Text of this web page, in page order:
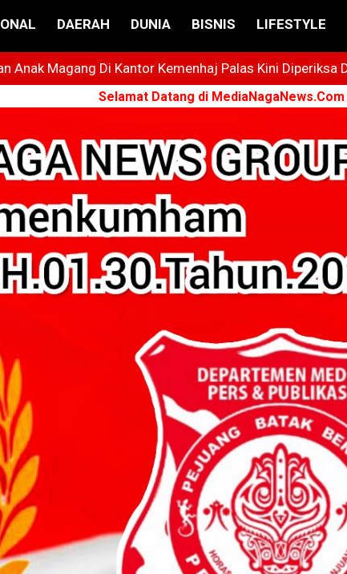
DAERAH DUNIA BISNIS LIFESTYLE
Anak Magang Di Kantor Kemenhaj Palas Kini Diperiksa
Selamat Datang di MediaNagaNews.Com ➤